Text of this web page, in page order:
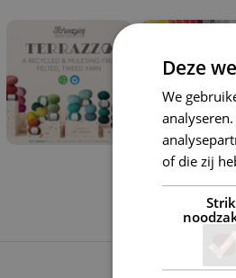
Deze
We
of die zij